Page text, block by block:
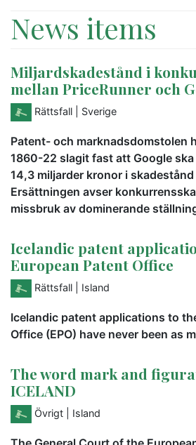
News items
Miljardskadestånd i
mellan PriceRunner och
Rättsfall | Sverige
Patent- och marknadsdomstolen
1860-22 slagit fast att Google
14,3 miljarder kronor i skadestånd
Ersättningen avser
missbruk av dominerande
Icelandic patent
European Patent Office
Rättsfall | Island
Icelandic patent applications to
Office (EPO) have never been as
The word mark and
ICELAND
Övrigt | Island